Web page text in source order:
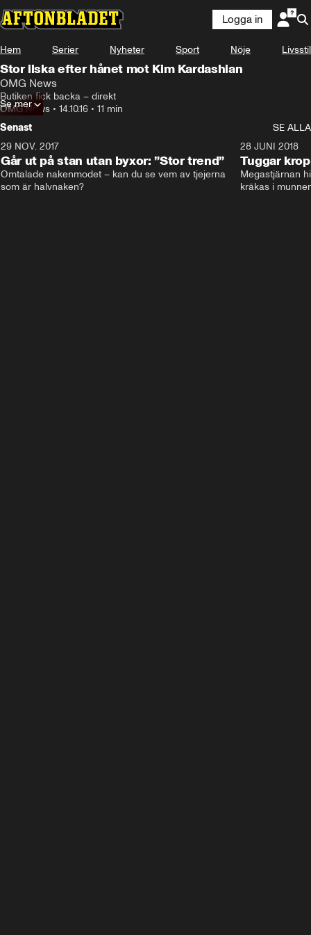
Logga in
Hem Serier Nyheter Sport Nöje Livsstil
Stor ilska efter hånet mot Kim Kardashian
OMG News
Butiken fick backa – direkt
OMG News • 14.10.16 • 11 min
Se mer
Senast
SE ALLA
29 NOV. 2017
Går ut på stan utan byxor: ”Stor trend”
Omtalade nakenmodet – kan du se vem av tjejerna
som är halvnaken?
28 JUNI 2018
Tuggar
Megastjärnan
kräkas i